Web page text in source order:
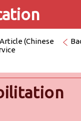
(Chinese